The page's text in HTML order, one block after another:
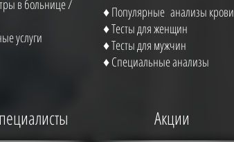
в больнице /
услуги
♦ Популярные анализы крови
♦ Тесты для женщин
♦ Тесты для мужчин
♦ Специальные анализы
Акции